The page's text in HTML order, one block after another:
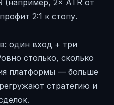
(например, 2× ATR от
2:1 к стопу.
один вход + три
столько, сколько
платформы — больше
стратегию и